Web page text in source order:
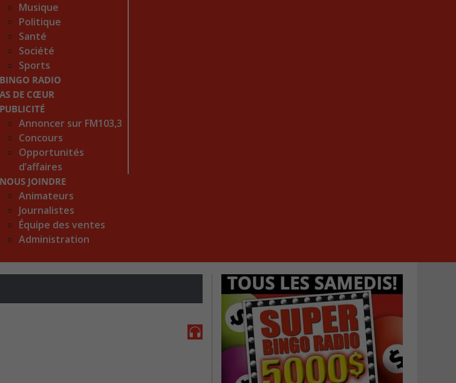
Musique
Politique
Santé
Société
Sports
BINGO RADIO
AS DE CŒUR
PUBLICITÉ
Annoncer sur FM103,3
Concours
Opportunités
d’affaires
NOUS JOINDRE
Animateurs
Journalistes
Équipe des ventes
Administration